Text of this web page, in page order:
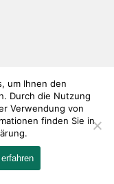
DATENSCHUTZ
um Ihnen den
Durch die Nutzung
Verwendung von
finden Sie in